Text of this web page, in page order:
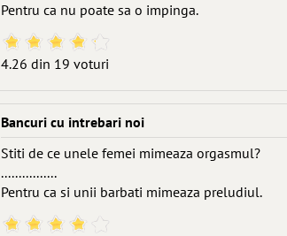
Pentru ca nu poate sa o impinga.
4.26 din 19 voturi
Bancuri cu intrebari noi
Stiti de ce unele femei mimeaza orgasmul?
................
Pentru ca si unii barbati mimeaza preludiul.